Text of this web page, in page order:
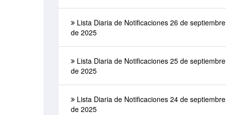
Lista Diaria de Notificaciones 26 de septiembre
de 2025
Lista Diaria de Notificaciones 25 de septiembre
de 2025
Lista Diaria de Notificaciones 24 de septiembre
de 2025